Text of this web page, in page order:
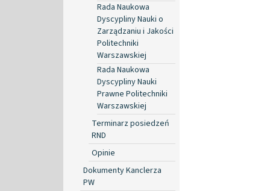
Rada Naukowa
Dyscypliny Nauki o
Zarządzaniu i Jakości
Politechniki
Warszawskiej
Rada Naukowa
Dyscypliny Nauki
Prawne Politechniki
Warszawskiej
Terminarz posiedzeń
RND
Opinie
Dokumenty Kanclerza
PW